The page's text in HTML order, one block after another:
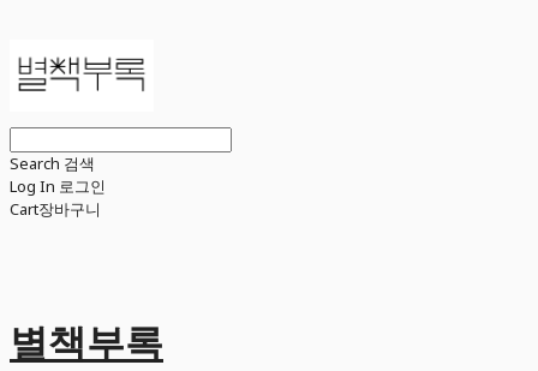
Search 검색
Log In 로그인
Cart장바구니
별책부록